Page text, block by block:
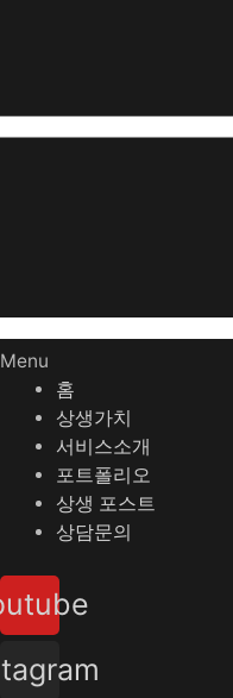
Menu
홈
상생가치
서비스소개
포트폴리오
상생 포스트
상담문의